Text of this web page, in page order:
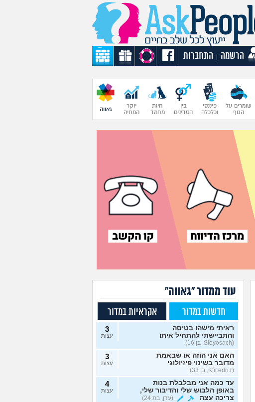
הרשמה התחברות
שומרים על
הגוף
פיננסי
וכלכלה
בין
הסדינים
חיות
מחמד
יוקר
המחיה
גאווה
עוד ממדור "גאווה"
חדשות במדור אקראיות במדור
ראיתי מישהו בטיסה
והתביישתי להתחיל איתו
(Stoyosach, בן 16)
3
עצות
האם אני הוזה או שבאמת
מדובר בשינוי פיזיולוגי
(Kfir.edri.r, בן 33)
3
עצות
עד כמה אני מבלבלת בנות
באופן הלבוש שלי והדיבור שלי,
צריכה עצה
(עדן, בת 24)
4
עצות